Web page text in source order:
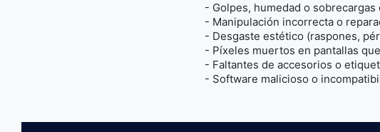
- Golpes, humedad o sobrecargas
- Manipulación incorrecta o
- Desgaste estético (raspones,
- Píxeles muertos en pantallas que
- Faltantes de accesorios o
- Software malicioso o